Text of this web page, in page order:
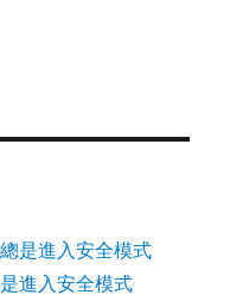
是進入安全模式
進入安全模式